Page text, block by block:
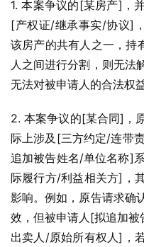
1. 本案争议的[某房产]，
[产权证/继承事实/协议]
该房产的共有人之一，持
人之间进行分割，则无法
无法对被申请人的合法权
2. 本案争议的[某合同]，
际上涉及[三方约定/连带
追加被告姓名/单位名称]
际履行方/利益相关方]，
影响。例如，原告请求确
效，但被申请人[拟追加
出卖人/原始所有权人]，